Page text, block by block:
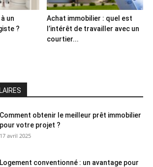
un
?
Achat immobilier : quel est
l’intérêt de travailler avec un
courtier...
Comment obtenir le meilleur prêt immobilier
pour votre projet ?
17 avril 2025
Logement conventionné : un avantage pour